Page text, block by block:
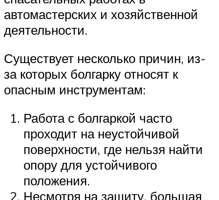
автомастерских и хозяйственной
деятельности.
Существует несколько причин, из-
за которых болгарку относят к
опасным инструментам:
Работа с болгаркой часто
проходит на неустойчивой
поверхности, где нельзя найти
опору для устойчивого
положения.
Несмотря на защиту, большая